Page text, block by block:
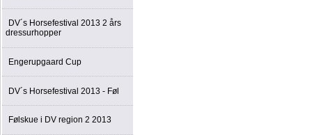
DV´s Horsefestival 2013 2 års
dressurhopper
Engerupgaard Cup
DV´s Horsefestival 2013 - Føl
Følskue i DV region 2 2013